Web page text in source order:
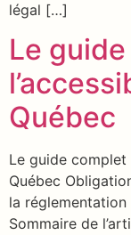
légal […]
Le
Québec
Le guide complet
Québec
la réglementation
Sommaire de